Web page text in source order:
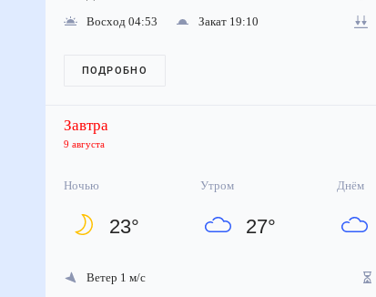
Восход 04:53
Закат 19:10
ПОДРОБНО
Завтра
9 августа
Ночью
23°
Утром
27°
Днём
Ветер 1 м/с